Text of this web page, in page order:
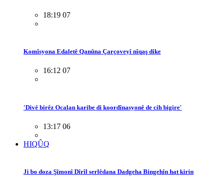
18:19 07
Komîsyona Edaletê Qanûna Çarçoveyî nîqaş dike
16:12 07
'Divê birêz Ocalan karibe di koordînasyonê de cih bigire'
13:17 06
HIQÛQ
Ji bo doza Şîmonî Dîrîl serlêdana Dadgeha Bingehîn hat kirin